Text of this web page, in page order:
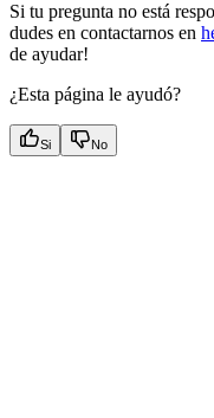
Si tu pregunta no está
dudes en contactarnos en
de ayudar!
¿Esta página le ayudó?
Si No